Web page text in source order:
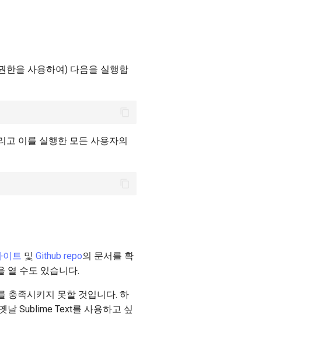
한을 사용하여) 다음을 실행합
고 이를 실행한 모든 사용자의
트 및 Github repo의 문서를 확
열 수도 있습니다.
충족시키지 못할 것입니다. 하
날 Sublime Text를 사용하고 싶